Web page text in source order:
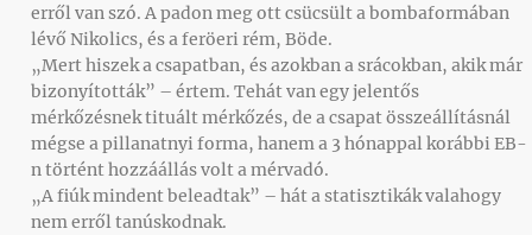
erről van szó. A padon meg ott csücsült a bombaformában
lévő Nikolics, és a feröeri rém, Böde.
„Mert hiszek a csapatban, és azokban a srácokban, akik már
bizonyították” – értem. Tehát van egy jelentős
mérkőzésnek tituált mérkőzés, de a csapat összeállításnál
mégse a pillanatnyi forma, hanem a 3 hónappal korábbi EB-
n történt hozzáállás volt a mérvadó.
„A fiúk mindent beleadtak” – hát a statisztikák valahogy
nem erről tanúskodnak.